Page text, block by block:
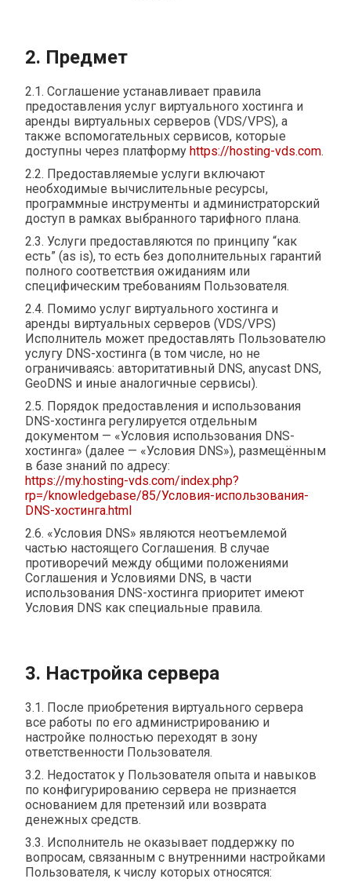
2. Предмет
2.1. Соглашение устанавливает правила
предоставления услуг виртуального хостинга и
аренды виртуальных серверов (VDS/VPS), а
также вспомогательных сервисов, которые
доступны через платформу https://hosting-vds.com.
2.2. Предоставляемые услуги включают
необходимые вычислительные ресурсы,
программные инструменты и администраторский
доступ в рамках выбранного тарифного плана.
2.3. Услуги предоставляются по принципу “как
есть” (as is), то есть без дополнительных гарантий
полного соответствия ожиданиям или
специфическим требованиям Пользователя.
2.4. Помимо услуг виртуального хостинга и
аренды виртуальных серверов (VDS/VPS)
Исполнитель может предоставлять Пользователю
услугу DNS-хостинга (в том числе, но не
ограничиваясь: авторитативный DNS, anycast DNS,
GeoDNS и иные аналогичные сервисы).
2.5. Порядок предоставления и использования
DNS-хостинга регулируется отдельным
документом — «Условия использования DNS-
хостинга» (далее — «Условия DNS»), размещённым
в базе знаний по адресу:
https://my.hosting-vds.com/index.php?
rp=/knowledgebase/85/Условия-использования-
DNS-хостинга.html
2.6. «Условия DNS» являются неотъемлемой
частью настоящего Соглашения. В случае
противоречий между общими положениями
Соглашения и Условиями DNS, в части
использования DNS-хостинга приоритет имеют
Условия DNS как специальные правила.
3. Настройка сервера
3.1. После приобретения виртуального сервера
все работы по его администрированию и
настройке полностью переходят в зону
ответственности Пользователя.
3.2. Недостаток у Пользователя опыта и навыков
по конфигурированию сервера не признается
основанием для претензий или возврата
денежных средств.
3.3. Исполнитель не оказывает поддержку по
вопросам, связанным с внутренними настройками
Пользователя, к числу которых относятся: